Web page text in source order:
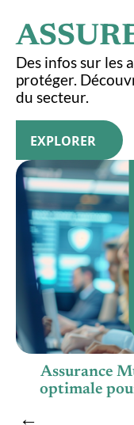
Des infos sur les
protéger.
du secteur.
EXPLORER
Assurance
optimale